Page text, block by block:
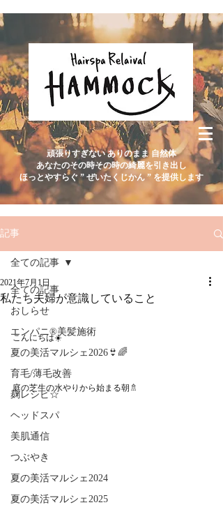
頑張りすぎない ありのまま 自然体
あなたのその時その時の綺麗を引き出し
ほっとやすらぐ ” ぜいたくじかん ” を提供します
記事
全ての記事
おしらせ
エンパニ®美髪施術
夏の美活マルシェ2026👙🌈
育毛/薄毛改善
麹レシピ☆
ヘッドスパ
美肌通信
つぶやき
夏の美活マルシェ2024
夏の美活マルシェ2025
全ての記事
私たち夫婦が意識していること
2021年7月1日
こんにちは☀️
庭の芝生の水やりから始まる朝🚿